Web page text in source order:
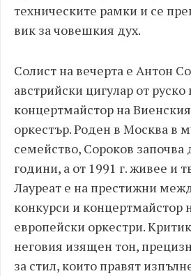
техническите рамки и се
вик за човешкия дух.
Солист на вечерта е Антон
австрийски цигулар от
концертмайстор на
оркестър. Роден в Москва в
семейство, Сороков
години, а от 1991 г. живее и
Лауреат е на престижни
конкурси и концертмайстор
европейски оркестри.
неговия изящен тон,
за стил, които правят